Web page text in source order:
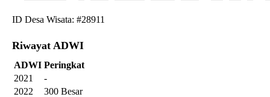
ID Desa Wisata: #28911
Riwayat ADWI
ADWI Peringkat
2021
-
2022
300 Besar